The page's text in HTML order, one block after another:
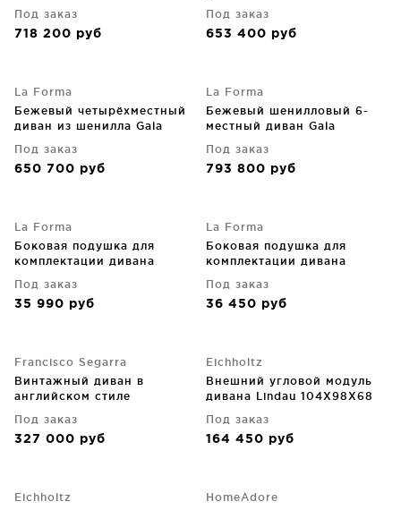
Под заказ
718 200 руб
Под заказ
653 400 руб
La Forma
Бежевый четырёхместный
диван из шенилла Gala
Под заказ
650 700 руб
La Forma
Бежевый шенилловый 6-
местный диван Gala
Под заказ
793 800 руб
La Forma
Боковая подушка для
комплектации дивана
Под заказ
35 990 руб
La Forma
Боковая подушка для
комплектации дивана
Под заказ
36 450 руб
Francisco Segarra
Винтажный диван в
английском стиле
Под заказ
327 000 руб
Eichholtz
Внешний угловой модуль
дивана Lindau 104X98X68
Под заказ
164 450 руб
Eichholtz HomeAdore